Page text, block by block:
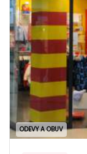
ODEVY A OBUV